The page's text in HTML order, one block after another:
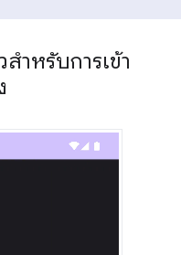
ำหรับการเข้า